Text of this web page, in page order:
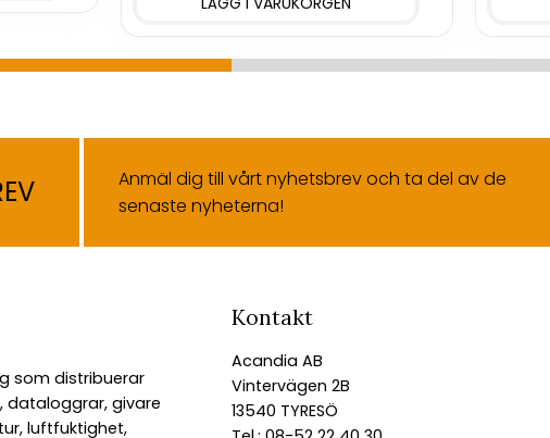
Anmäl dig till vårt nyhetsbrev och ta del av de
senaste nyheterna!
som distribuerar
dataloggrar, givare
luftfuktighet,
Kontakt
Acandia AB
Vintervägen 2B
13540 TYRESÖ